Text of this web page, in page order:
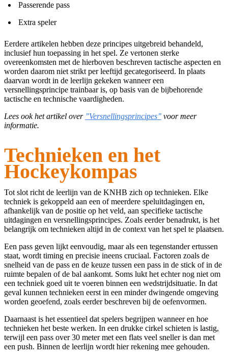
Passerende pass
Extra speler
Eerdere artikelen hebben deze principes uitgebreid behandeld,
inclusief hun toepassing in het spel. Ze vertonen sterke
overeenkomsten met de hierboven beschreven tactische aspecten en
worden daarom niet strikt per leeftijd gecategoriseerd. In plaats
daarvan wordt in de leerlijn gekeken wanneer een
versnellingsprincipe trainbaar is, op basis van de bijbehorende
tactische en technische vaardigheden.
Lees ook het artikel over ’’Versnellingsprincipes’’ voor meer
informatie.
Technieken en het
Hockeykompas
Tot slot richt de leerlijn van de KNHB zich op technieken. Elke
techniek is gekoppeld aan een of meerdere speluitdagingen en,
afhankelijk van de positie op het veld, aan specifieke tactische
uitdagingen en versnellingsprincipes. Zoals eerder benadrukt, is het
belangrijk om technieken altijd in de context van het spel te plaatsen.
Een pass geven lijkt eenvoudig, maar als een tegenstander ertussen
staat, wordt timing en precisie ineens cruciaal. Factoren zoals de
snelheid van de pass en de keuze tussen een pass in de stick of in de
ruimte bepalen of de bal aankomt. Soms lukt het echter nog niet om
een techniek goed uit te voeren binnen een wedstrijdsituatie. In dat
geval kunnen technieken eerst in een minder dwingende omgeving
worden geoefend, zoals eerder beschreven bij de oefenvormen.
Daarnaast is het essentieel dat spelers begrijpen wanneer en hoe
technieken het beste werken. In een drukke cirkel schieten is lastig,
terwijl een pass over 30 meter met een flats veel sneller is dan met
een push. Binnen de leerlijn wordt hier rekening mee gehouden.